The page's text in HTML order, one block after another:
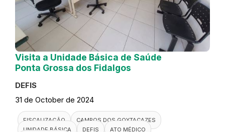
Visita a Unidade Básica de Saúde
Ponta Grossa dos Fidalgos
DEFIS
31 de October de 2024
FISCALIZAÇÃO
CAMPOS DOS GOYTACAZES
UNIDADE BÁSICA
DEFIS
ATO MÉDICO